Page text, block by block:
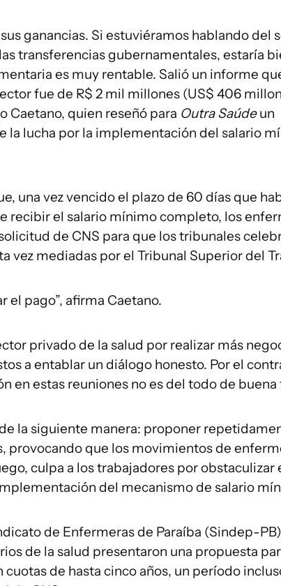
ganancias. Si estuviéramos hablando del
transferencias gubernamentales, estaría
es muy rentable. Salió un informe
fue de R$ 2 mil millones (US$ 406
Caetano, quien reseñó para Outra Saúdeun
la lucha por la implementación del salario
una vez vencido el plazo de 60 días que
recibir el salario mínimo completo, los
de CNS para que los tribunales
vez mediadas por el Tribunal Superior del
el pago”, afirma Caetano.
privado de la salud por realizar más
a entablar un diálogo honesto. Por el
en estas reuniones no es del todo de buena
la siguiente manera: proponer
provocando que los movimientos de
culpa a los trabajadores por obstaculizar
del mecanismo de salario
de Enfermeras de Paraíba (Sindep-
de la salud presentaron una propuesta
de hasta cinco años, un período